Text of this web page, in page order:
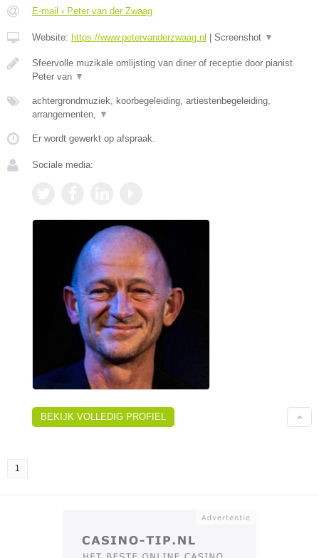
E-mail › Peter van der Zwaag
Website: https://www.petervanderzwaag.nl Screenshot ▼
Sfeervolle muzikale omlijsting van diner of receptie door pianist
Peter van ▼
achtergrondmuziek, koorbegeleiding, artiestenbegeleiding,
arrangementen, ▼
Er wordt gewerkt op afspraak.
Sociale media:
BEKIJK VOLLEDIG PROFIEL
1